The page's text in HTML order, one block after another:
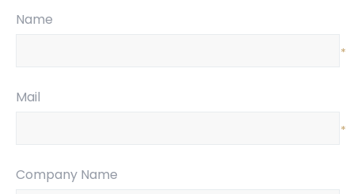
Name
*
Mail
*
Company Name